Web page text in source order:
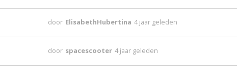
door ElisabethHubertina 4 jaar geleden
door spacescooter 4 jaar geleden